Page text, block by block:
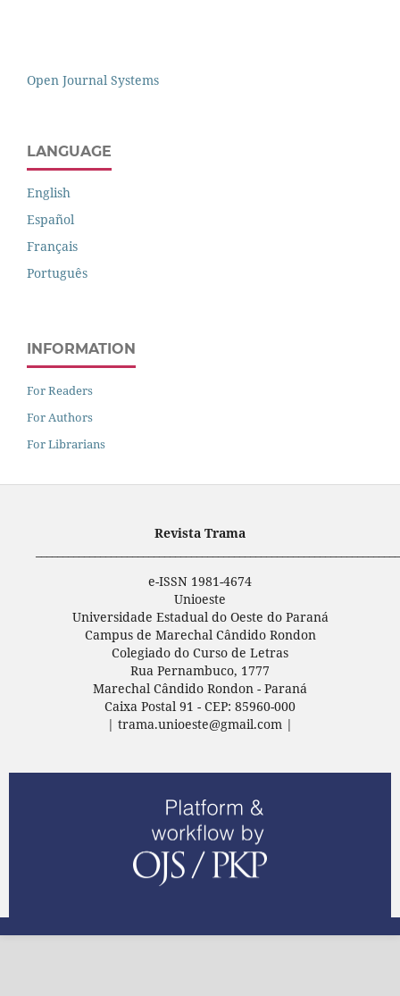
Open Journal Systems
LANGUAGE
English
Español
Français
Português
INFORMATION
For Readers
For Authors
For Librarians
Revista Trama
e-ISSN 1981-4674
Unioeste
Universidade Estadual do Oeste do Paraná
Campus de Marechal Cândido Rondon
Colegiado do Curso de Letras
Rua Pernambuco, 1777
Marechal Cândido Rondon - Paraná
Caixa Postal 91 - CEP: 85960-000
| trama.unioeste@gmail.com |